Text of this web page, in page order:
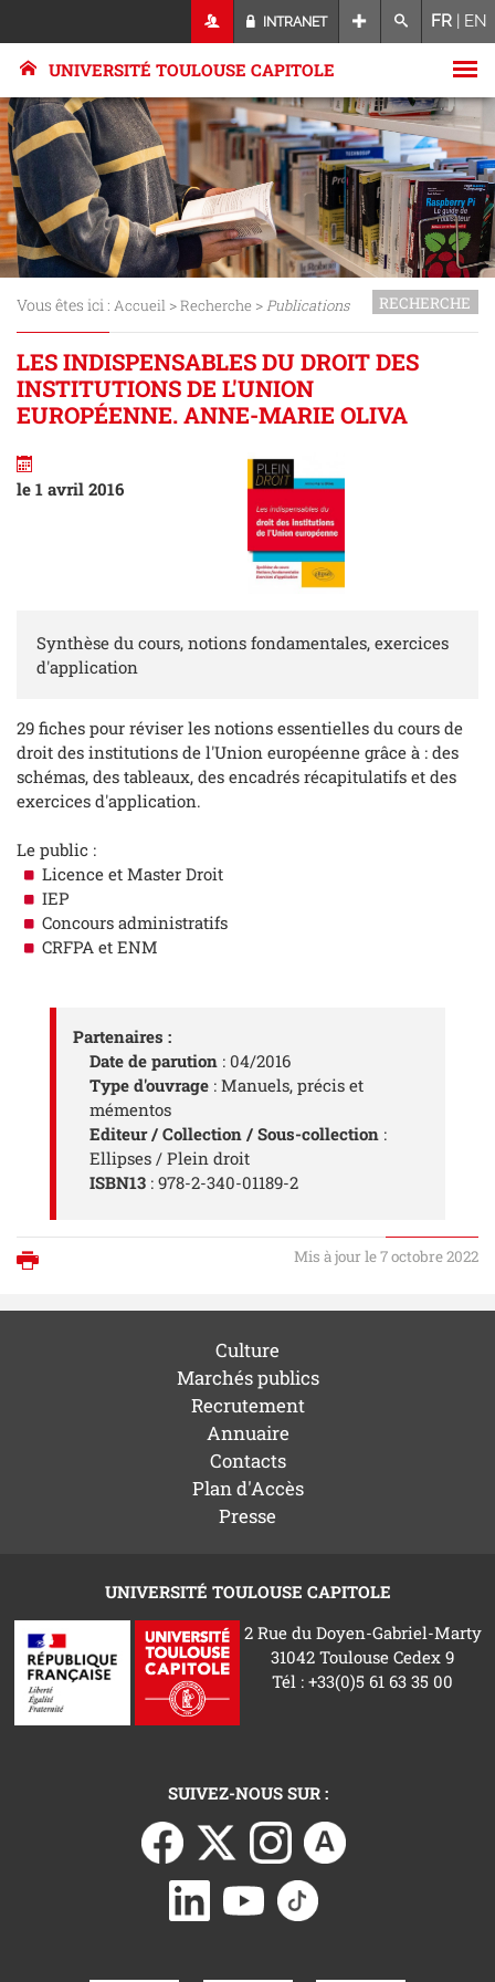
INTRANET FR | EN
UNIVERSITÉ TOULOUSE CAPITOLE
Vous êtes ici : Accueil >Recherche >Publications RECHERCHE
LES INDISPENSABLES DU DROIT DES
INSTITUTIONS DE L'UNION
EUROPÉENNE. ANNE-MARIE OLIVA
le 1 avril 2016
Synthèse du cours, notions fondamentales, exercices
d'application
29 fiches pour réviser les notions essentielles du cours de
droit des institutions de l'Union européenne grâce à : des
schémas, des tableaux, des encadrés récapitulatifs et des
exercices d'application.
Le public :
Licence et Master Droit
IEP
Concours administratifs
CRFPA et ENM
Partenaires :
Date de parution : 04/2016
Type d'ouvrage : Manuels, précis et
mémentos
Editeur / Collection / Sous-collection :
Ellipses / Plein droit
ISBN13 : 978-2-340-01189-2
Mis à jour le 7 octobre 2022
Culture
Marchés publics
Recrutement
Annuaire
Contacts
Plan d'Accès
Presse
UNIVERSITÉ TOULOUSE CAPITOLE
2 Rue du Doyen-Gabriel-Marty
31042 Toulouse Cedex 9
Tél : +33(0)5 61 63 35 00
SUIVEZ-NOUS SUR :